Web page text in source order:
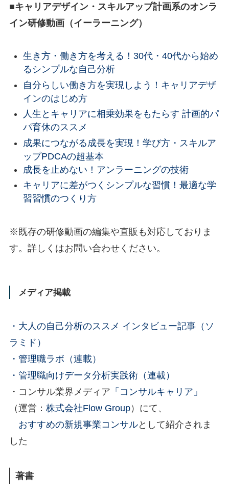
■キャリアデザイン・スキルアップ計画系のオンラ
イン研修動画（イーラーニング）
生き方・働き方を考える！30代・40代から始め
るシンプルな自己分析
自分らしい働き方を実現しよう！キャリアデザ
インのはじめ方
人生とキャリアに相乗効果をもたらす 計画的パ
パ育休のススメ
成果につながる成長を実現！学び方・スキルア
ップPDCAの超基本
成長を止めない！アンラーニングの技術
キャリアに差がつくシンプルな習慣！最適な学
習習慣のつくり方
※既存の研修動画の編集や直販も対応しておりま
す。詳しくはお問い合わせください。
メディア掲載
・大人の自己分析のススメ インタビュー記事（ソ
ラミド）
・管理職ラボ（連載）
・管理職向けデータ分析実践術（連載）
・コンサル業界メディア 「コンサルキャリア」
（運営： 株式会社Flow Group）にて、
おすすめの新規事業コンサルとして紹介されま
した
著書